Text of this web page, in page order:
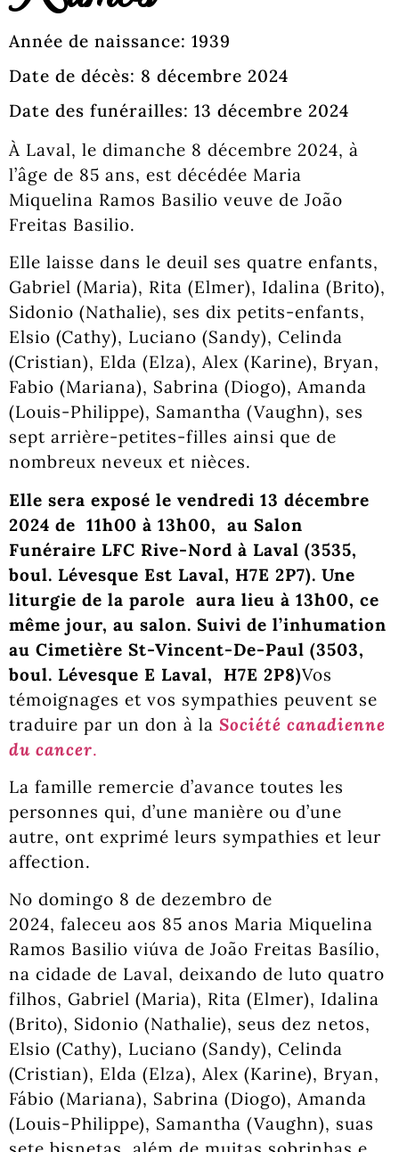
Année de naissance: 1939
Date de décès: 8 décembre 2024
Date des funérailles: 13 décembre 2024
À Laval, le dimanche 8 décembre 2024, à
l’âge de 85 ans, est décédée Maria
Miquelina Ramos Basilio veuve de João
Freitas Basilio.
Elle laisse dans le deuil ses quatre enfants,
Gabriel (Maria), Rita (Elmer), Idalina (Brito),
Sidonio (Nathalie), ses dix petits-enfants,
Elsio (Cathy), Luciano (Sandy), Celinda
(Cristian), Elda (Elza), Alex (Karine), Bryan,
Fabio (Mariana), Sabrina (Diogo), Amanda
(Louis-Philippe), Samantha (Vaughn), ses
sept arrière-petites-filles ainsi que de
nombreux neveux et nièces.
Elle sera exposé le vendredi 13 décembre
2024 de 11h00 à 13h00, au Salon
Funéraire LFC Rive-Nord à Laval (3535,
boul. Lévesque Est Laval, H7E 2P7). Une
liturgie de la parole aura lieu à 13h00, ce
même jour, au salon. Suivi de l’inhumation
au Cimetière St-Vincent-De-Paul (3503,
boul. Lévesque E Laval, H7E 2P8)Vos
témoignages et vos sympathies peuvent se
traduire par un don à la Société canadienne
du cancer.
La famille remercie d’avance toutes les
personnes qui, d’une manière ou d’une
autre, ont exprimé leurs sympathies et leur
affection.
No domingo 8 de dezembro de
2024, faleceu aos 85 anos Maria Miquelina
Ramos Basilio viúva de João Freitas Basílio,
na cidade de Laval, deixando de luto quatro
filhos, Gabriel (Maria), Rita (Elmer), Idalina
(Brito), Sidonio (Nathalie), seus dez netos,
Elsio (Cathy), Luciano (Sandy), Celinda
(Cristian), Elda (Elza), Alex (Karine), Bryan,
Fábio (Mariana), Sabrina (Diogo), Amanda
(Louis-Philippe), Samantha (Vaughn), suas